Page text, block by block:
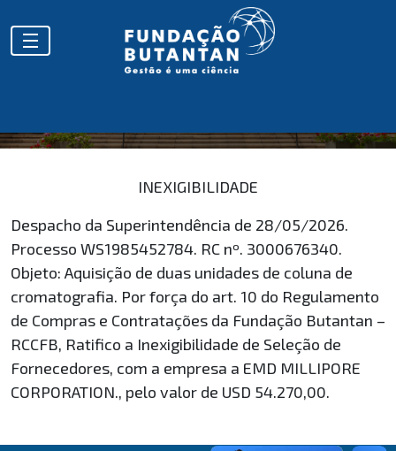
HOMOLOGAÇÕES
INEXIGIBILIDADE
Despacho da Superintendência de 28/05/2026.
Processo WS1985452784. RC nº. 3000676340.
Objeto: Aquisição de duas unidades de coluna de
cromatografia. Por força do art. 10 do Regulamento
de Compras e Contratações da Fundação Butantan –
RCCFB, Ratifico a Inexigibilidade de Seleção de
Fornecedores, com a empresa a EMD MILLIPORE
CORPORATION., pelo valor de USD 54.270,00.